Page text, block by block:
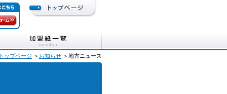
ップページ ＞ お知らせ ＞地方ニュース